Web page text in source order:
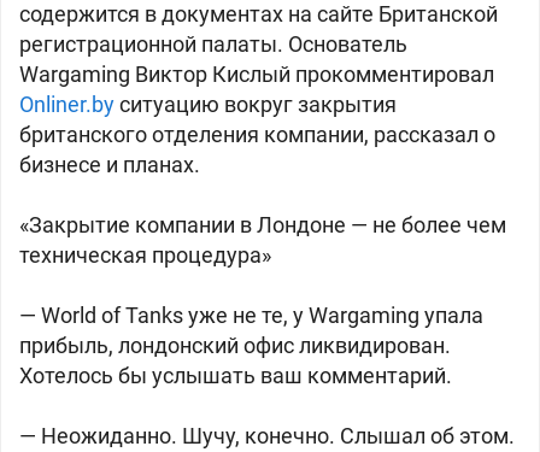
содержится в документах на сайте Британской
регистрационной палаты. Основатель
Wargaming Виктор Кислый прокомментировал
Onliner.byситуацию вокруг закрытия
британского отделения компании, рассказал о
бизнесе и планах.
«Закрытие компании в Лондоне — не более чем
техническая процедура»
— World of Tanks уже не те, у Wargaming упала
прибыль, лондонский офис ликвидирован.
Хотелось бы услышать ваш комментарий.
— Неожиданно. Шучу, конечно. Слышал об этом.